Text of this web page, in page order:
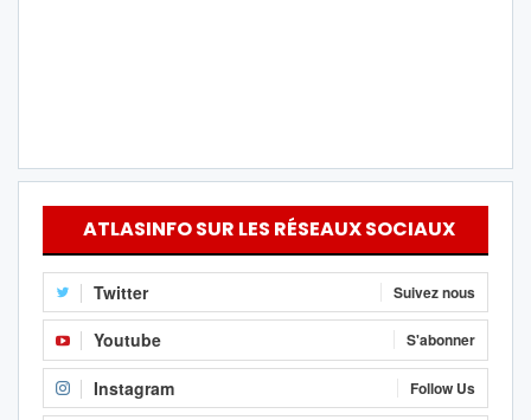
ATLASINFO SUR LES RÉSEAUX SOCIAUX
Twitter Suivez nous
Youtube S'abonner
Instagram Follow Us